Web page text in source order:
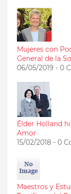
Mujeres con
General de la
06/05/2019 - 0
Élder Holland
Amor
15/02/2018 - 0
Maestros y